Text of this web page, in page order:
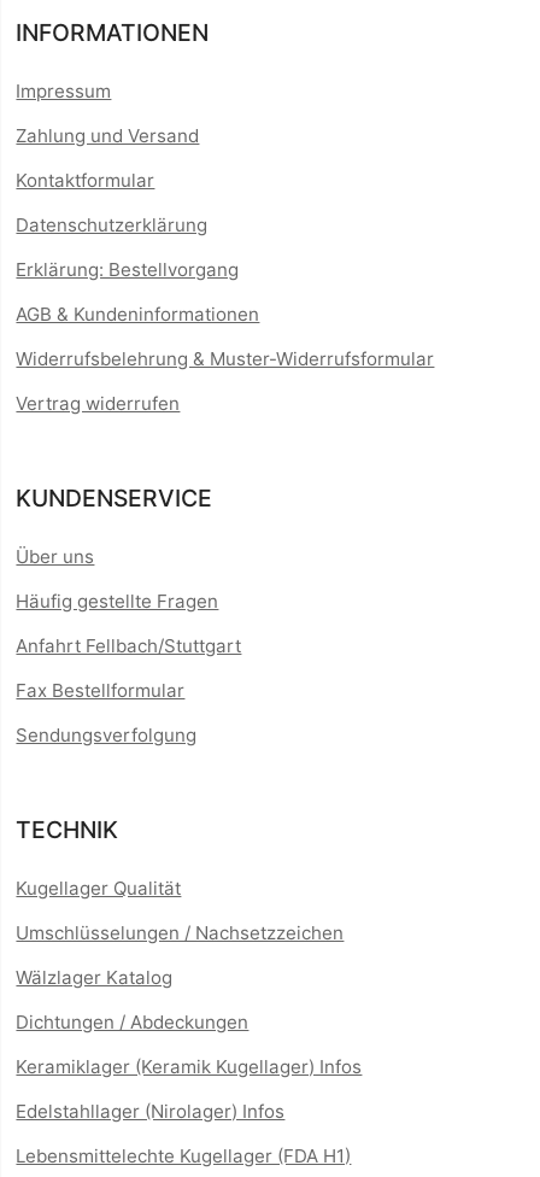
INFORMATIONEN
Impressum
Zahlung und Versand
Kontaktformular
Datenschutzerklärung
Erklärung: Bestellvorgang
AGB & Kundeninformationen
Widerrufsbelehrung & Muster-Widerrufsformular
Vertrag widerrufen
KUNDENSERVICE
Über uns
Häufig gestellte Fragen
Anfahrt Fellbach/Stuttgart
Fax Bestellformular
Sendungsverfolgung
TECHNIK
Kugellager Qualität
Umschlüsselungen / Nachsetzzeichen
Wälzlager Katalog
Dichtungen / Abdeckungen
Keramiklager (Keramik Kugellager) Infos
Edelstahllager (Nirolager) Infos
Lebensmittelechte Kugellager (FDA H1)